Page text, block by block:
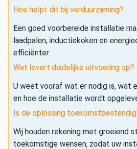
Hoe helpt dit bij verduurzaming?
Een goed voorbereide installatie
laadpalen, inductiekoken en
efficiënter.
Wat levert duidelijke uitvoering op?
U weet vooraf wat er nodig is, wat
en hoe de installatie wordt
Is de oplossing
Wij houden rekening met groeiend
toekomstige wensen, zodat uw